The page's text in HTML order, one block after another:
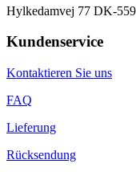
Hylkedamvej 77 DK-
Kundenservice
Kontaktieren Sie uns
FAQ
Lieferung
Rücksendung